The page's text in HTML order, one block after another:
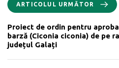
ARTICOLUL URMĂTOR
Proiect de ordin pentru
barză (Ciconia ciconia) de pe
județul Galați